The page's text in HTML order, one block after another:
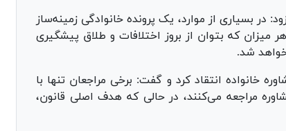
در بسیاری از موارد، یک پرونده خانوادگی زمینه‌ساز
که بتوان از بروز اختلافات و طلاق پیشگیری
شد.
خانواده انتقاد کرد و گفت: برخی مراجعان تنها با
مراجعه می‌کنند، در حالی که هدف اصلی قانون،